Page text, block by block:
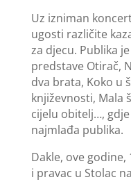
Uz izniman
ugosti različite
za djecu. Publika
predstave Otirač,
dva brata, Koko u
književnosti, Mala
cijelu obitelj…,
najmlađa publika.
Dakle, ove
i pravac u Stolac